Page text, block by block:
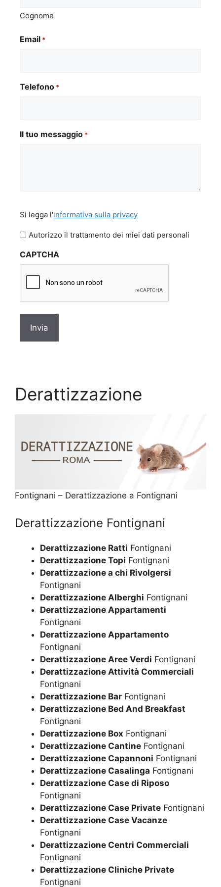
Cognome
Email *
Telefono *
Il tuo messaggio *
legga
l'informativa
privacy
Si legga l'informativa sulla privacy
Autorizzo il trattamento dei miei dati personali
CAPTCHA
Derattizzazione
Fontignani – Derattizzazione a Fontignani
Derattizzazione Fontignani
Derattizzazione Ratti Fontignani
Derattizzazione Topi Fontignani
Derattizzazione a chi Rivolgersi
Fontignani
Derattizzazione Alberghi Fontignani
Derattizzazione Appartamenti
Fontignani
Derattizzazione Appartamento
Fontignani
Derattizzazione Aree Verdi Fontignani
Derattizzazione Attività Commerciali
Fontignani
Derattizzazione Bar Fontignani
Derattizzazione Bed And Breakfast
Fontignani
Derattizzazione Box Fontignani
Derattizzazione Cantine Fontignani
Derattizzazione Capannoni Fontignani
Derattizzazione Casalinga Fontignani
Derattizzazione Case di Riposo
Fontignani
Derattizzazione Case Private Fontignani
Derattizzazione Case Vacanze
Fontignani
Derattizzazione Centri Commerciali
Fontignani
Derattizzazione Cliniche Private
Fontignani